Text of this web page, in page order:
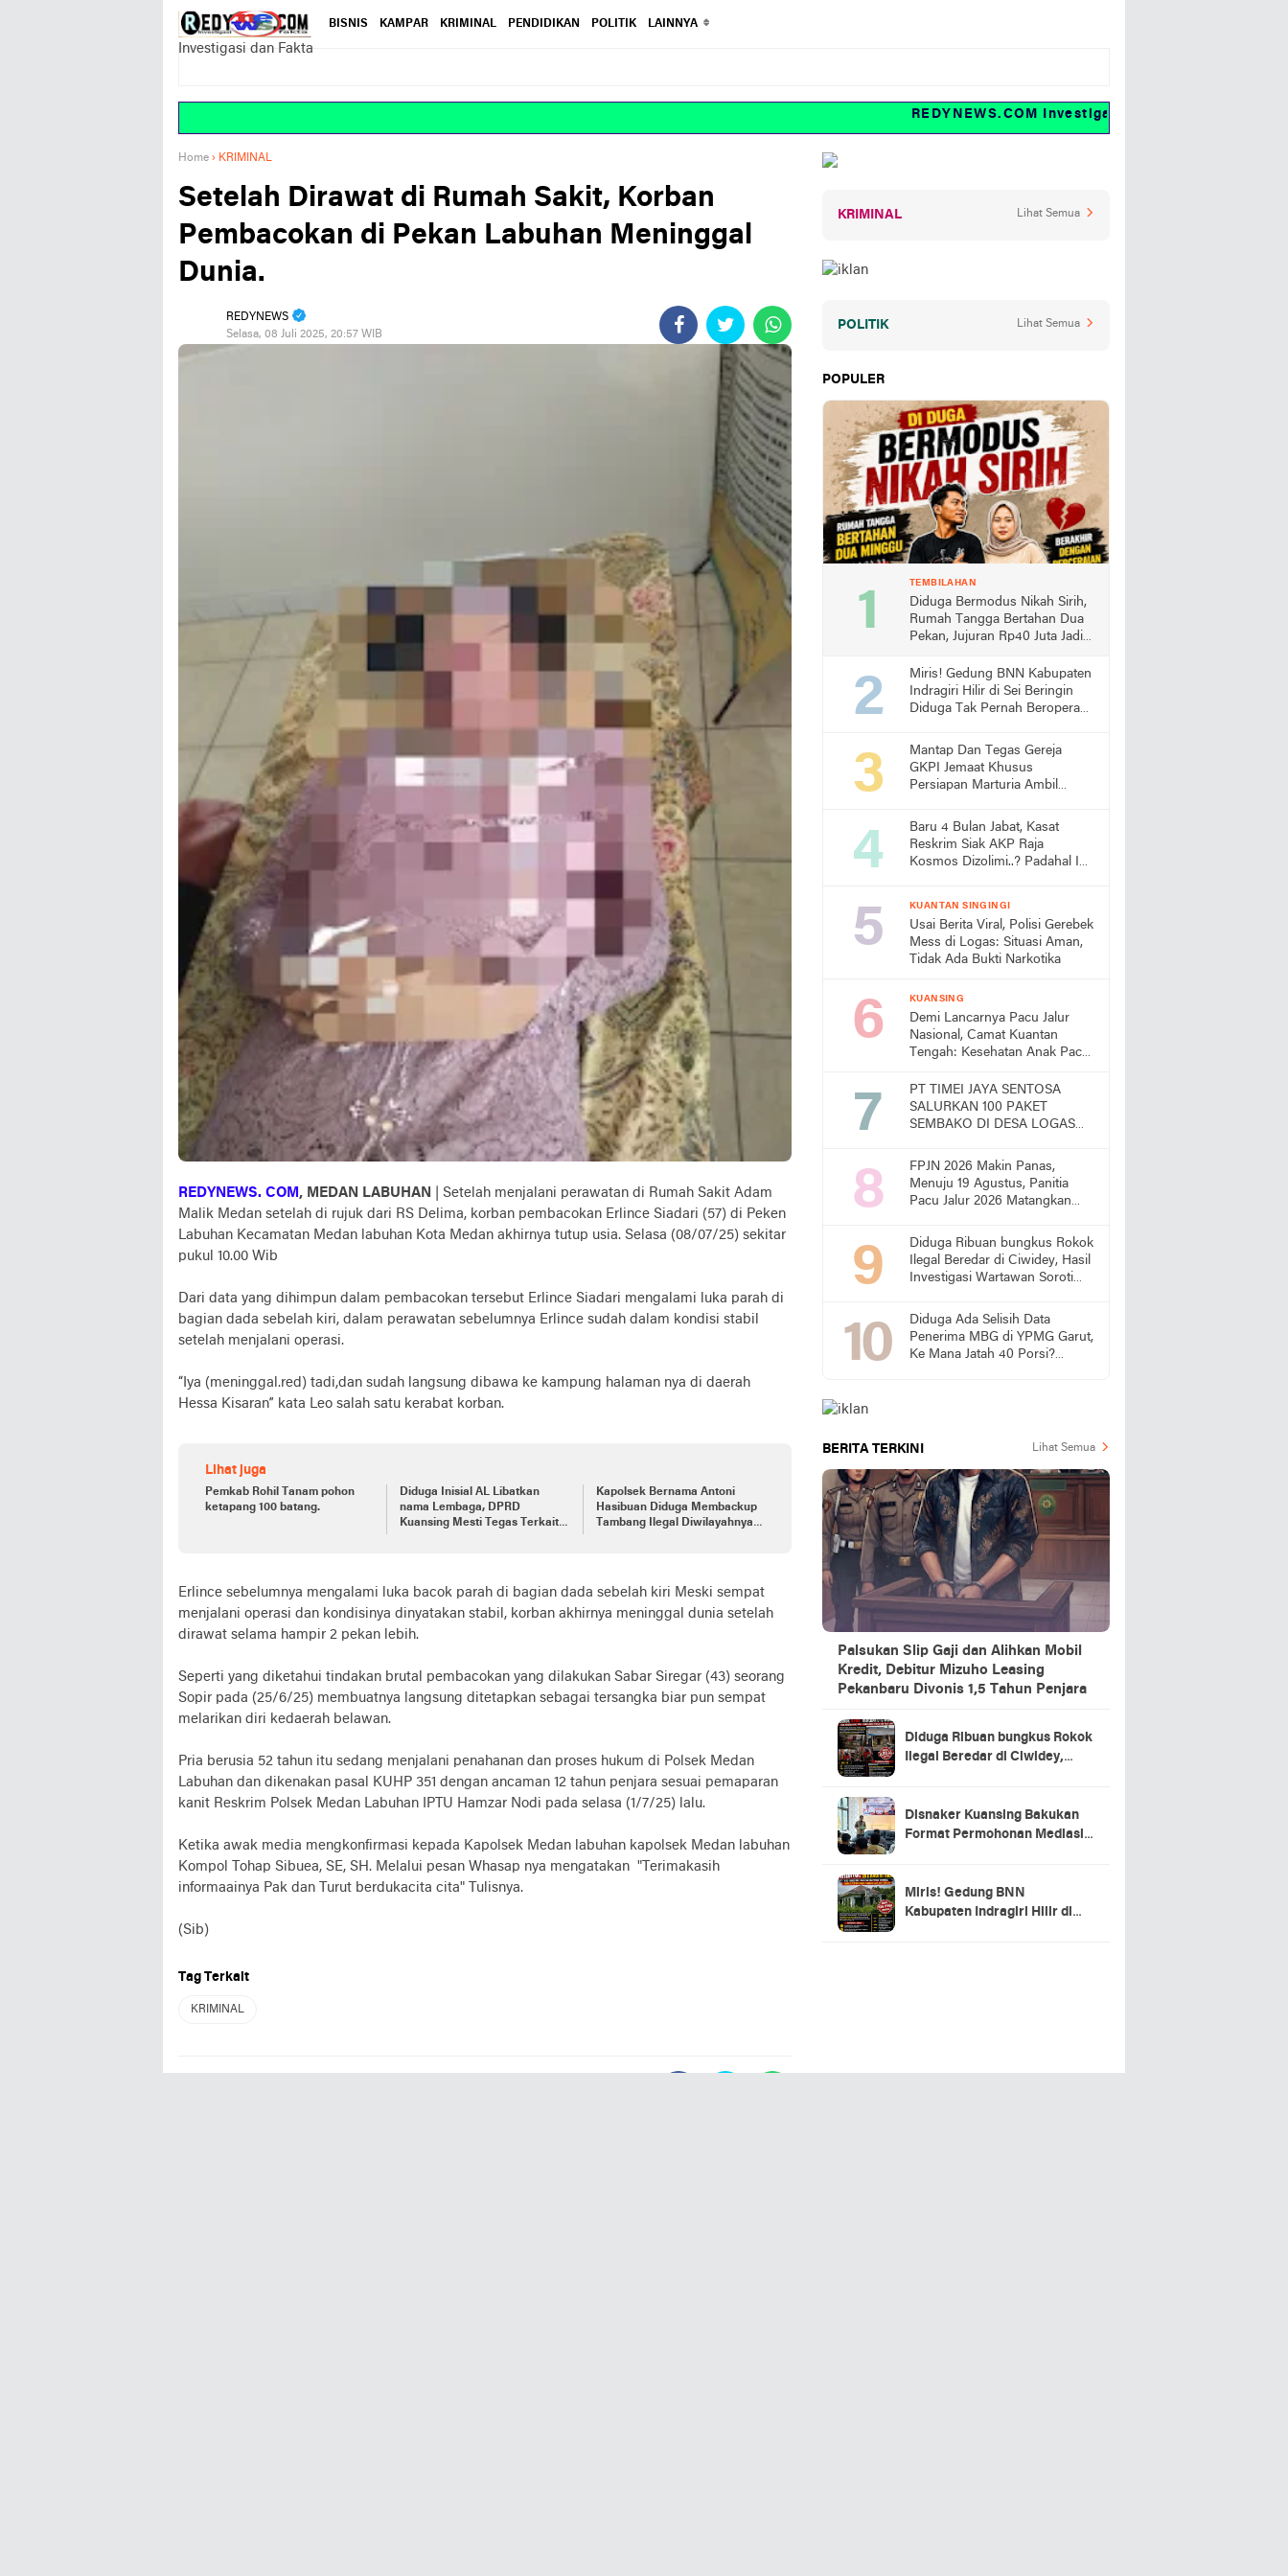
Investigasi dan Fakta
BISNIS KAMPAR KRIMINAL PENDIDIKAN POLITIK LAINNYA
REDYNEWS.COM Investigasi dan fakta
Home › KRIMINAL
Setelah Dirawat di Rumah Sakit, Korban
Pembacokan di Pekan Labuhan Meninggal
Dunia.
REDYNEWS
Selasa, 08 Juli 2025, 20:57 WIB
REDYNEWS. COM, MEDAN LABUHAN | Setelah menjalani perawatan di Rumah Sakit Adam
Malik Medan setelah di rujuk dari RS Delima, korban pembacokan Erlince Siadari (57) di Peken
Labuhan Kecamatan Medan labuhan Kota Medan akhirnya tutup usia. Selasa (08/07/25) sekitar
pukul 10.00 Wib
Dari data yang dihimpun dalam pembacokan tersebut Erlince Siadari mengalami luka parah di
bagian dada sebelah kiri, dalam perawatan sebelumnya Erlince sudah dalam kondisi stabil
setelah menjalani operasi.
“Iya (meninggal.red) tadi,dan sudah langsung dibawa ke kampung halaman nya di daerah
Hessa Kisaran” kata Leo salah satu kerabat korban.
Lihat juga
Pemkab Rohil Tanam pohon
ketapang 100 batang.
Diduga Inisial AL Libatkan
nama Lembaga, DPRD
Kuansing Mesti Tegas Terkait
Kapolsek Bernama Antoni
Hasibuan Diduga Membackup
Tambang Ilegal Diwilayahnya
Erlince sebelumnya mengalami luka bacok parah di bagian dada sebelah kiri Meski sempat
menjalani operasi dan kondisinya dinyatakan stabil, korban akhirnya meninggal dunia setelah
dirawat selama hampir 2 pekan lebih.
Seperti yang diketahui tindakan brutal pembacokan yang dilakukan Sabar Siregar (43) seorang
Sopir pada (25/6/25) membuatnya langsung ditetapkan sebagai tersangka biar pun sempat
melarikan diri kedaerah belawan.
Pria berusia 52 tahun itu sedang menjalani penahanan dan proses hukum di Polsek Medan
Labuhan dan dikenakan pasal KUHP 351 dengan ancaman 12 tahun penjara sesuai pemaparan
kanit Reskrim Polsek Medan Labuhan IPTU Hamzar Nodi pada selasa (1/7/25) lalu.
Ketika awak media mengkonfirmasi kepada Kapolsek Medan labuhan kapolsek Medan labuhan
Kompol Tohap Sibuea, SE, SH. Melalui pesan Whasap nya mengatakan "Terimakasih
informaainya Pak dan Turut berdukacita cita" Tulisnya.
(Sib)
Tag Terkait
KRIMINAL
KRIMINAL Lihat Semua
POLITIK Lihat Semua
POPULER
TEMBILAHAN
Diduga Bermodus Nikah Sirih,
Rumah Tangga Bertahan Dua
Pekan, Jujuran Rp40 Juta Jadi
Miris! Gedung BNN Kabupaten
Indragiri Hilir di Sei Beringin
Diduga Tak Pernah Beroperasi,
Pemanfaatan Aset Negara
Mantap Dan Tegas Gereja
GKPI Jemaat Khusus
Persiapan Marturia Ambil
Pertama lebih Awal
Baru 4 Bulan Jabat, Kasat
Reskrim Siak AKP Raja
Kosmos Dizolimi..? Padahal Ini
KUANTAN SINGINGI
Usai Berita Viral, Polisi Gerebek
Mess di Logas: Situasi Aman,
Tidak Ada Bukti Narkotika
KUANSING
Demi Lancarnya Pacu Jalur
Nasional, Camat Kuantan
Tengah: Kesehatan Anak Pacu
PT TIMEI JAYA SENTOSA
SALURKAN 100 PAKET
SEMBAKO DI DESA LOGAS
UCAPKAN TERIMA KASIH
FPJN 2026 Makin Panas,
Menuju 19 Agustus, Panitia
Pacu Jalur 2026 Matangkan
Diduga Ribuan bungkus Rokok
Ilegal Beredar di Ciwidey, Hasil
Investigasi Wartawan Soroti
Jawa
Diduga Ada Selisih Data
Penerima MBG di YPMG Garut,
Ke Mana Jatah 40 Porsi?
BERITA TERKINI Lihat Semua
Palsukan Slip Gaji dan Alihkan Mobil
Kredit, Debitur Mizuho Leasing
Pekanbaru Divonis 1,5 Tahun Penjara
Diduga Ribuan bungkus Rokok
Ilegal Beredar di Ciwidey,
Pulau Jawa
Disnaker Kuansing Bakukan
Format Permohonan Mediasi,
Miris! Gedung BNN
Kabupaten Indragiri Hilir di